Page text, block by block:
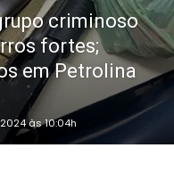
criminoso
fortes;
em Petrolina
às 10:04h